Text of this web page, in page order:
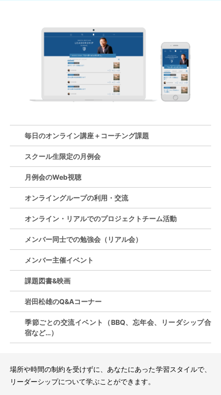
毎日のオンライン講座＋コーチング課題
スクール生限定の月例会
月例会のWeb視聴
オンライングループの利用・交流
オンライン・リアルでのプロジェクトチーム活動
メンバー同士での勉強会（リアル会）
メンバー主催イベント
課題図書&映画
岩田松雄のQ&Aコーナー
季節ごとの交流イベント（BBQ、忘年会、リーダシップ合
宿など…）
場所や時間の制約を受けずに、あなたにあった学習スタイルで、
リーダーシップについて学ぶことができます。